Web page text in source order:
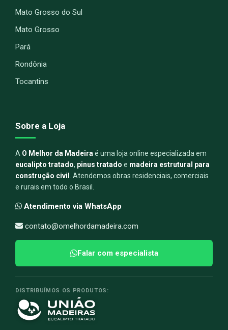
Mato Grosso do Sul
Mato Grosso
Pará
Rondônia
Tocantins
Sobre a Loja
A O Melhor da Madeiraé uma loja online especializada em
eucalipto tratado, pinus tratado e madeira estrutural para
construção civil . Atendemos obras residenciais, comerciais
e rurais em todo o Brasil.
Atendimento via WhatsApp
contato@omelhordamadeira.com
Falar com especialista
DISTRIBUÍMOS OS PRODUTOS: